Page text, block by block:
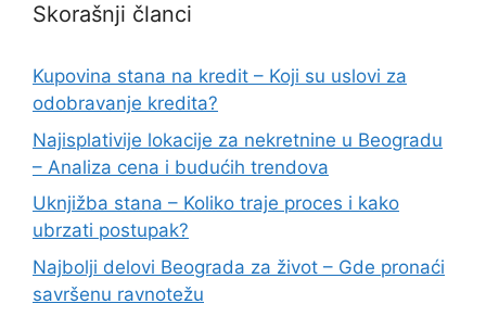
Skorašnji članci
Kupovina stana na kredit – Koji su uslovi za
odobravanje kredita?
Najisplativije lokacije za nekretnine u Beogradu
– Analiza cena i budućih trendova
Uknjižba stana – Koliko traje proces i kako
ubrzati postupak?
Najbolji delovi Beograda za život – Gde pronaći
savršenu ravnotežu